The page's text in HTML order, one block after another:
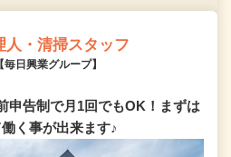
人・清掃スタッフ
日興業グループ】
申告制で月1回でもOK！まずは
く事が出来ます♪